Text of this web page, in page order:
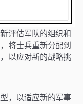
评估军队的组织和
将士兵重新分配到
以应对新的战略挑
，以适应新的军事